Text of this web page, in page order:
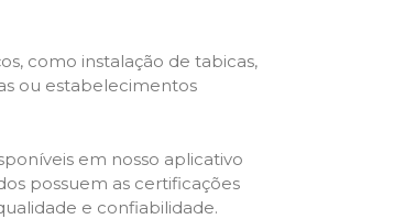
como instalação de tabicas,
ou estabelecimentos
em nosso aplicativo
possuem as certificações
e confiabilidade.